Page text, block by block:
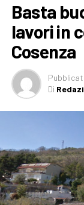
Basta
lavori in
Cosenza
Di